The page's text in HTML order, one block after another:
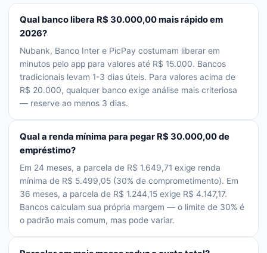
Qual banco libera R$ 30.000,00 mais rápido em
2026?
Nubank, Banco Inter e PicPay costumam liberar em
minutos pelo app para valores até R$ 15.000. Bancos
tradicionais levam 1-3 dias úteis. Para valores acima de
R$ 20.000, qualquer banco exige análise mais criteriosa
— reserve ao menos 3 dias.
Qual a renda mínima para pegar R$ 30.000,00 de
empréstimo?
Em 24 meses, a parcela de R$ 1.649,71 exige renda
mínima de R$ 5.499,05 (30% de comprometimento). Em
36 meses, a parcela de R$ 1.244,15 exige R$ 4.147,17.
Bancos calculam sua própria margem — o limite de 30% é
o padrão mais comum, mas pode variar.